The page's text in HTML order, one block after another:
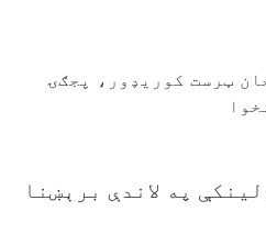
ټرست کوريډور، پجګۍ
په لاندې برېښنا